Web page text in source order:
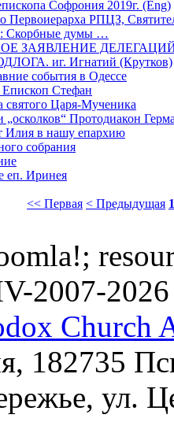
Софрония 2019г. (Eng)
Первоиерарха РПЦЗ,
Скорбные думы …
ЗАЯВЛЕНИЕ
иг. Игнатий (Крутков)
события в Одессе
Епископ Стефан
святого Царя-Мученика
Протодиакон
Илия в нашу епархию
собрания
еп. Иринея
<< Первая < Предыдущая 1
2007-2026
Church
182735
ул.